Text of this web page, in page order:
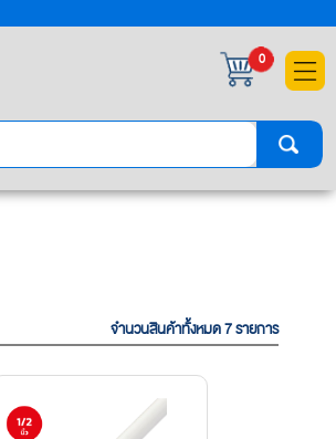
×
0
จำนวนสินค้าทั้งหมด 7 รายการ